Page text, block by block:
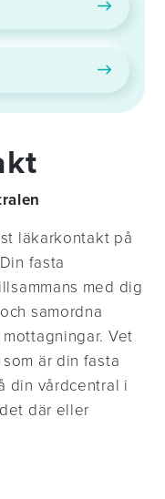
läkarkontakt på
fasta
med dig
samordna
Vet
är din fasta
din vårdcentral i
där eller